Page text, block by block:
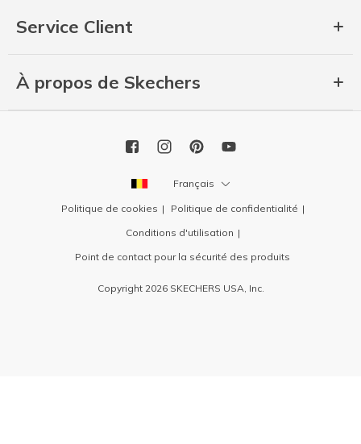
Service Client
À propos de Skechers
Français
Politique de cookies
Politique de confidentialité
Conditions d'utilisation
Point de contact pour la sécurité des produits
Copyright 2026 SKECHERS USA, Inc.